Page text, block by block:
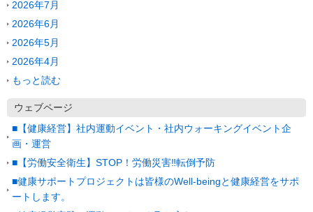
2026年7月
2026年6月
2026年5月
2026年4月
もっと読む
ウェブページ
■【健康経営】社内運動イベント・社内ウォーキングイベント企
画・運営
■【労働安全衛生】STOP！労働災害‼転倒予防
■健康サポートプロジェクトは皆様のWell-beingと健康経営をサポ
ートします。